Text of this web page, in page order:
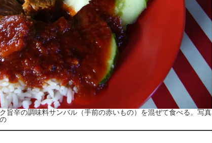
旨辛の調味料サンバル（手前の赤いもの）を混ぜて食べる。写真